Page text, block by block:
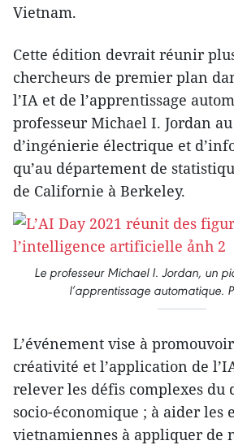
Vietnam.
Cette édition devrait réunir
chercheurs de premier plan
l’IA et de l’apprentissage
professeur Michael I. Jordan
d’ingénierie électrique et
qu’au département de
de Californie à Berkeley.
Le professeur Michael I. Jordan, un
l’apprentissage automatique.
L’événement vise à
créativité et l’application de
relever les défis complexes du
socio-économique ; à aider les
vietnamiennes à appliquer de